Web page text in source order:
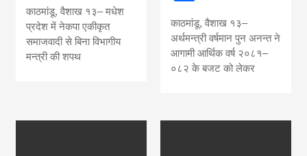
काठमांडू, वैशाख १३– मधेश
प्रदेश में नेकपा एकीकृत
समाजवादी से बिना विभागीय
मन्त्री की शपथ
काठमांडू, वैशाख १३–
अर्थमन्त्री वर्षमान पुन अनन्त ने
आगामी आर्थिक वर्ष २०८१–
०८२ के बजट को लेकर